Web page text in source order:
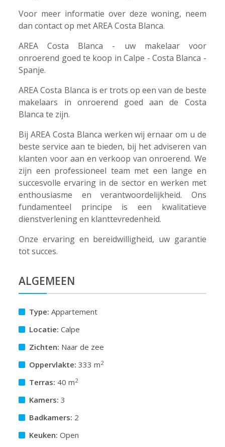
Voor meer informatie over deze woning, neem
dan contact op met AREA Costa Blanca.
AREA Costa Blanca - uw makelaar voor
onroerend goed te koop in Calpe - Costa Blanca -
Spanje.
AREA Costa Blanca is er trots op een van de beste
makelaars in onroerend goed aan de Costa
Blanca te zijn.
Bij AREA Costa Blanca werken wij ernaar om u de
beste service aan te bieden, bij het adviseren van
klanten voor aan en verkoop van onroerend. We
zijn een professioneel team met een lange en
succesvolle ervaring in de sector en werken met
enthousiasme en verantwoordelijkheid. Ons
fundamenteel principe is een kwalitatieve
dienstverlening en klanttevredenheid.
Onze ervaring en bereidwilligheid, uw garantie
tot succes.
ALGEMEEN
Type: Appartement
Locatie: Calpe
Zichten: Naar de zee
Oppervlakte: 333 m2
Terras: 40 m2
Kamers: 3
Badkamers: 2
Keuken: Open